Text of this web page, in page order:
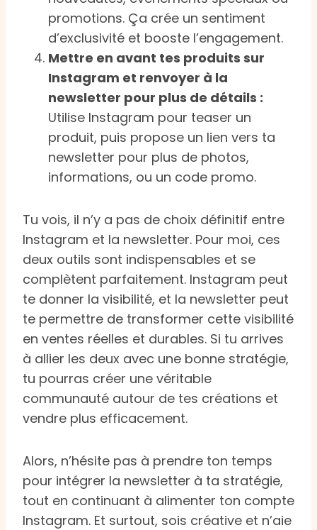
promotions. Ça crée un sentiment
d’exclusivité et booste l’engagement.
Mettre en avant tes produits sur
Instagram et renvoyer à la
newsletter pour plus de détails :
Utilise Instagram pour teaser un
produit, puis propose un lien vers ta
newsletter pour plus de photos,
informations, ou un code promo.
Tu vois, il n’y a pas de choix définitif entre
Instagram et la newsletter. Pour moi, ces
deux outils sont indispensables et se
complètent parfaitement. Instagram peut
te donner la visibilité, et la newsletter peut
te permettre de transformer cette visibilité
en ventes réelles et durables. Si tu arrives
à allier les deux avec une bonne stratégie,
tu pourras créer une véritable
communauté autour de tes créations et
vendre plus efficacement.
Alors, n’hésite pas à prendre ton temps
pour intégrer la newsletter à ta stratégie,
tout en continuant à alimenter ton compte
Instagram. Et surtout, sois créative et n’aie